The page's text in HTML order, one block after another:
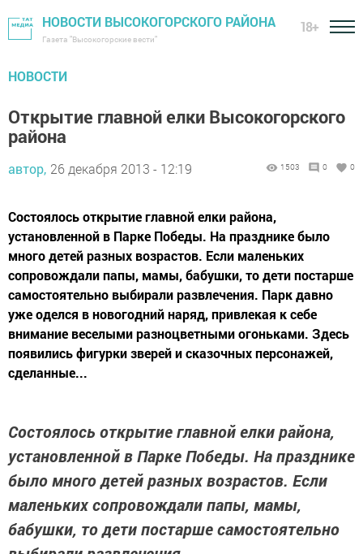
НОВОСТИ ВЫСОКОГОРСКОГО РАЙОНА
Газета "Высокогорские вести"
18+
НОВОСТИ
Открытие главной елки Высокогорского
района
автор, 26 декабря 2013 - 12:19 1503 0 0
Состоялось открытие главной елки района,
установленной в Парке Победы. На празднике было
много детей разных возрастов. Если маленьких
сопровождали папы, мамы, бабушки, то дети постарше
самостоятельно выбирали развлечения. Парк давно
уже оделся в новогодний наряд, привлекая к себе
внимание веселыми разноцветными огоньками. Здесь
появились фигурки зверей и сказочных персонажей,
сделанные...
Состоялось открытие главной елки района,
установленной в Парке Победы. На празднике
было много детей разных возрастов. Если
маленьких сопровождали папы, мамы,
бабушки, то дети постарше самостоятельно